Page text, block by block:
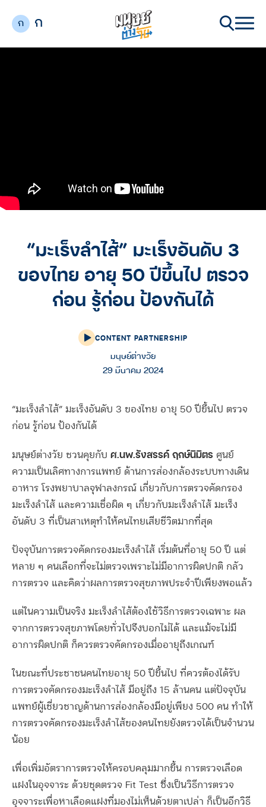
ก ก
“มะเร็งลำไส้” มะเร็งอันดับ 3
ของไทย อายุ 50 ปีขึ้นไป ตรวจ
ก่อน รู้ก่อน ป้องกันได้
CONTENT PARTNERSHIP
มนุษย์ต่างวัย
29 มีนาคม 2024
“มะเร็งลำไส้” มะเร็งอันดับ 3 ของไทย อายุ 50 ปีขึ้นไป ตรวจ
ก่อน รู้ก่อน ป้องกันได้
มนุษย์ต่างวัย ชวนคุยกับ ศ.นพ.รังสรรค์ ฤกษ์นิมิตร ศูนย์
ความเป็นเลิศทางการแพทย์ ด้านการส่องกล้องระบบทางเดิน
อาหาร โรงพยาบาลจุฬาลงกรณ์ เกี่ยวกับการตรวจคัดกรอง
มะเร็งลำไส้ และความเชื่อผิด ๆ เกี่ยวกับมะเร็งลำไส้ มะเร็ง
อันดับ 3 ที่เป็นสาเหตุทำให้คนไทยเสียชีวิตมากที่สุด
ปัจจุบันการตรวจคัดกรองมะเร็งลำไส้ เริ่มต้นที่อายุ 50 ปี แต่
หลาย ๆ คนเลือกที่จะไม่ตรวจเพราะไม่มีอาการผิดปกติ กลัว
การตรวจ และคิดว่าผลการตรวจสุขภาพประจำปีเพียงพอแล้ว
แต่ในความเป็นจริง มะเร็งลำไส้ต้องใช้วิธีการตรวจเฉพาะ ผล
จากการตรวจสุขภาพโดยทั่วไปจึงบอกไม่ได้ และแม้จะไม่มี
อาการผิดปกติ ก็ควรตรวจคัดกรองเมื่ออายุถึงเกณฑ์
ในขณะที่ประชาชนคนไทยอายุ 50 ปีขึ้นไป ที่ควรต้องได้รับ
การตรวจคัดกรองมะเร็งลำไส้ มีอยู่ถึง 15 ล้านคน แต่ปัจจุบัน
แพทย์ผู้เชี่ยวชาญด้านการส่องกล้องมีอยู่เพียง 500 คน ทำให้
การตรวจคัดกรองมะเร็งลำไส้ของคนไทยยังตรวจได้เป็นจำนวน
น้อย
เพื่อเพิ่มอัตราการตรวจให้ครอบคลุมมากขึ้น การตรวจเลือด
แฝงในอุจจาระ ด้วยชุดตรวจ Fit Test ซึ่งเป็นวิธีการตรวจ
อุจจาระเพื่อหาเลือดแฝงที่มองไม่เห็นด้วยตาเปล่า ก็เป็นอีกวิธี